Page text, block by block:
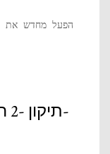
הפעל מחדש את
תיקון -2 השתמש בפתרון בעיות זום-